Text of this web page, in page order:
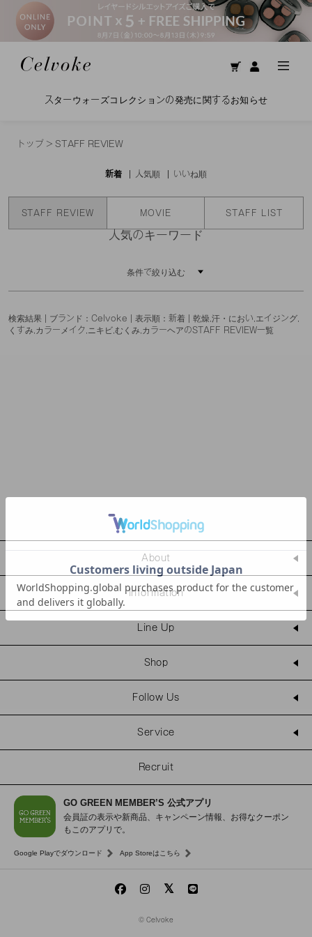
スターウォーズコレクションの発売に関するお知らせ
トップ > STAFF REVIEW
新着 人気順 いいね順
STAFF REVIEW MOVIE STAFF LIST
人気のキーワード
条件で絞り込む
検索結果 | ブランド：Celvoke | 表示順：新着 | 乾燥,汗・におい,エイジング,
くすみ,カラーメイク,ニキビ,むくみ,カラーヘアのSTAFF REVIEW一覧
About
Information
Line Up
Shop
Follow Us
Service
Recruit
GO GREEN MEMBER’S 公式アプリ
会員証の表示や新商品、キャンペーン情報、お得なクーポン
もこのアプリで。
Google Playでダウンロード App Storeはこちら
© Celvoke